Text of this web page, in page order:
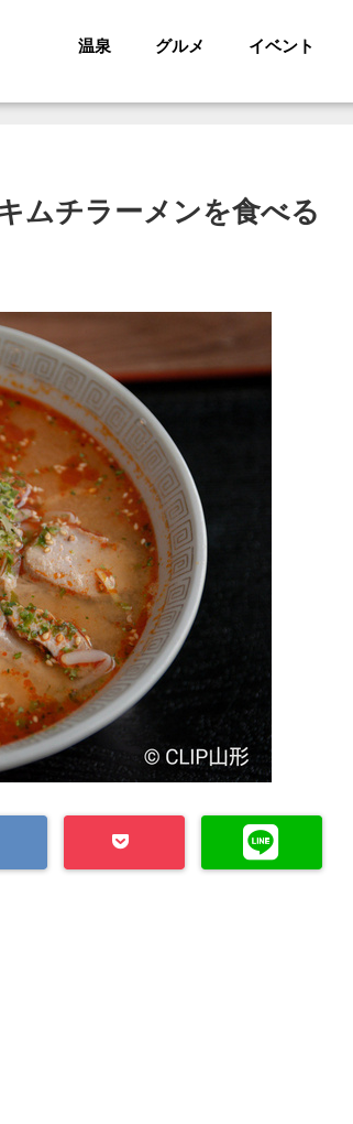
温泉 グルメ イベント
ムチラーメンを食べる